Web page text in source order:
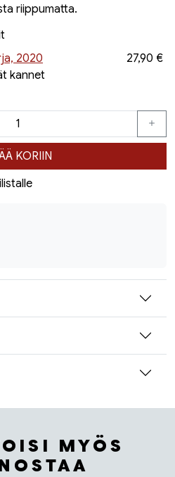
riippumatta.
2020
kannet
27,90 €
KORIIN
MYÖS